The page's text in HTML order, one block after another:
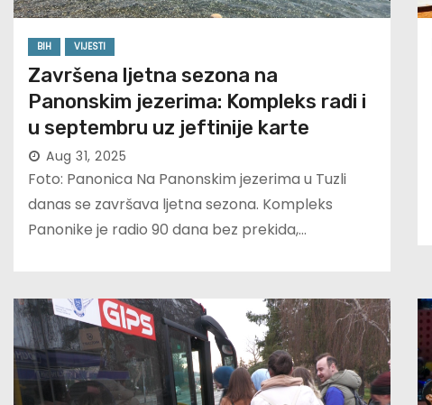
BIH VIJESTI
Završena ljetna sezona na
Panonskim jezerima: Kompleks radi i
u septembru uz jeftinije karte
Aug 31, 2025
Foto: Panonica Na Panonskim jezerima u Tuzli
danas se završava ljetna sezona. Kompleks
Panonike je radio 90 dana bez prekida,…